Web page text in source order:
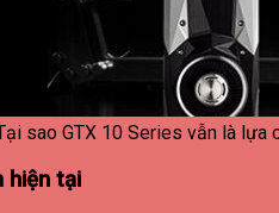
sao GTX 10 Series vẫn là lựa
hiện tại